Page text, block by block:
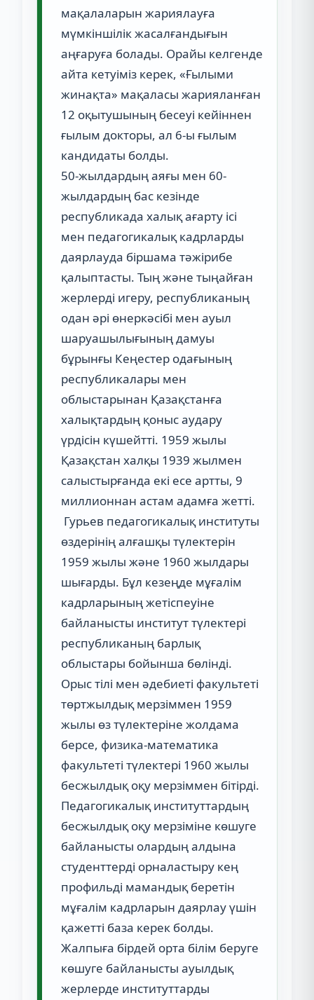
мақалаларын жариялауға
мүмкіншілік жасалғандығын
аңғаруға болады. Орайы келгенде
айта кетуіміз керек, «Ғылыми
жинақта» мақаласы жарияланған
12 оқытушының бесеуі кейіннен
ғылым докторы, ал 6-ы ғылым
кандидаты болды.
50-жылдардың аяғы мен 60-
жылдардың бас кезінде
республикада халық ағарту ісі
мен педагогикалық кадрларды
даярлауда біршама тәжірибе
қалыптасты. Тың және тыңайған
жерлерді игеру, республиканың
одан әрі өнеркәсібі мен ауыл
шаруашылығының дамуы
бұрынғы Кеңестер одағының
республикалары мен
облыстарынан Қазақстанға
халықтардың қоныс аудару
үрдісін күшейтті. 1959 жылы
Қазақстан халқы 1939 жылмен
салыстырғанда екі есе артты, 9
миллионнан астам адамға жетті.
Гурьев педагогикалық институты
өздерінің алғашқы түлектерін
1959 жылы және 1960 жылдары
шығарды. Бұл кезеңде мұғалім
кадрларының жетіспеуіне
байланысты институт түлектері
республиканың барлық
облыстары бойынша бөлінді.
Орыс тілі мен әдебиеті факультеті
төртжылдық мерзіммен 1959
жылы өз түлектеріне жолдама
берсе, физика-математика
факультеті түлектері 1960 жылы
бесжылдық оқу мерзіммен бітірді.
Педагогикалық институттардың
бесжылдық оқу мерзіміне көшуге
байланысты олардың алдына
студенттерді орналастыру кең
профильді мамандық беретін
мұғалім кадрларын даярлау үшін
қажетті база керек болды.
Жалпыға бірдей орта білім беруге
көшуге байланысты ауылдық
жерлерде институттарды